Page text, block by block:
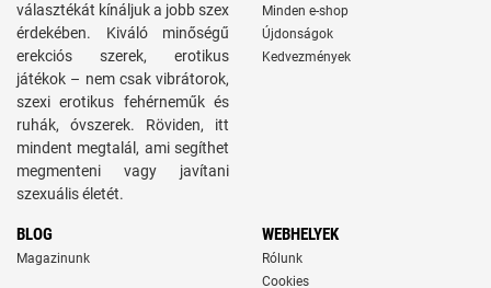
választékát kínáljuk a jobb szex
érdekében. Kiváló minőségű
erekciós szerek, erotikus
játékok – nem csak vibrátorok,
szexi erotikus fehérneműk és
ruhák, óvszerek. Röviden, itt
mindent megtalál, ami segíthet
megmenteni vagy javítani
szexuális életét.
Minden e-shop
Újdonságok
Kedvezmények
BLOG
Magazinunk
WEBHELYEK
Rólunk
Cookies